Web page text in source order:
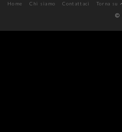
Home Chi siamo Contattaci
Torna su